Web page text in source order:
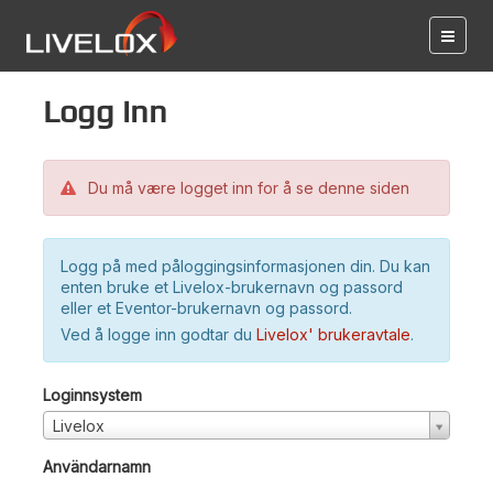
Logg inn
Du må være logget inn for å se denne siden
Logg på med påloggingsinformasjonen din. Du kan
enten bruke et Livelox-brukernavn og passord
eller et Eventor-brukernavn og passord.
Ved å logge inn godtar du Livelox' brukeravtale.
Loginnsystem
Livelox
Användarnamn